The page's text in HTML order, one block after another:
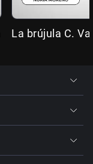
La brújula C.